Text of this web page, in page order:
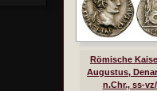
Römische
Augustus,
n.Chr., ss-